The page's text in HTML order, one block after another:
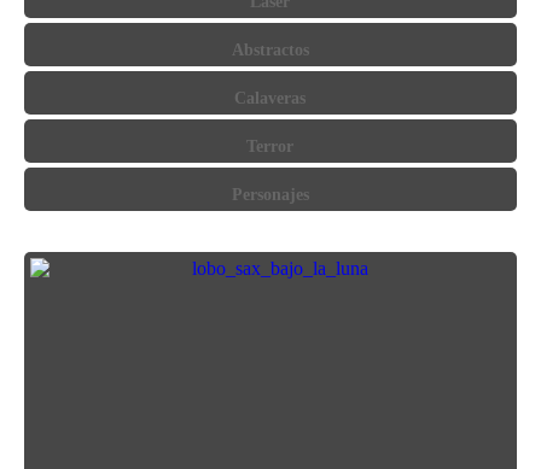
Abstractos
Calaveras
Terror
Personajes